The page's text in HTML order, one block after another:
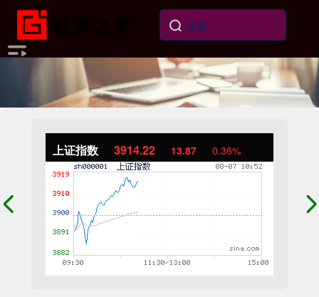
上证指数 3914.22 13.87 0.36%